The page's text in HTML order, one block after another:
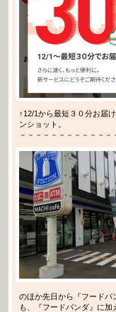
↑12/1から最短３０分お届
ンショット。
－－－－－－－－－－－
のほか先日から『フードパ
も、『フードパンダ』に加